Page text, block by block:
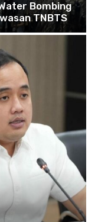
Bombing
TNBTS